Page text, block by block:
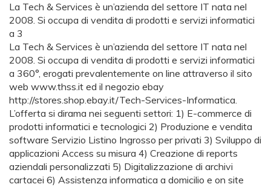
La Tech & Services è un’azienda del settore IT nata nel
2008. Si occupa di vendita di prodotti e servizi informatici
a 3
La Tech & Services è un’azienda del settore IT nata nel
2008. Si occupa di vendita di prodotti e servizi informatici
a 360°, erogati prevalentemente on line attraverso il sito
web www.thss.it ed il negozio ebay
http://stores.shop.ebay.it/Tech-Services-Informatica.
L’offerta si dirama nei seguenti settori: 1) E-commerce di
prodotti informatici e tecnologici 2) Produzione e vendita
software Servizio Listino Ingrosso per privati 3) Sviluppo di
applicazioni Access su misura 4) Creazione di reports
aziendali personalizzati 5) Digitalizzazione di archivi
cartacei 6) Assistenza informatica a domicilio e on site